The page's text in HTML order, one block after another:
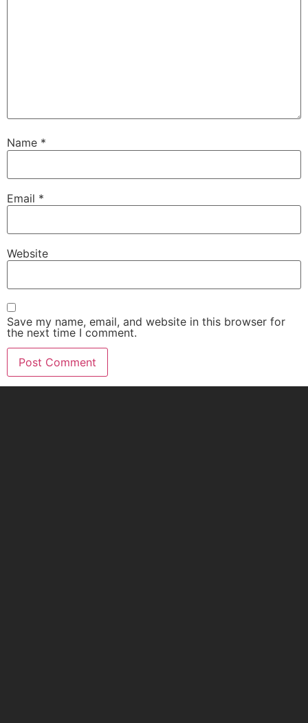
Name *
Email *
Website
Save my name, email, and website in this browser for
the next time I comment.